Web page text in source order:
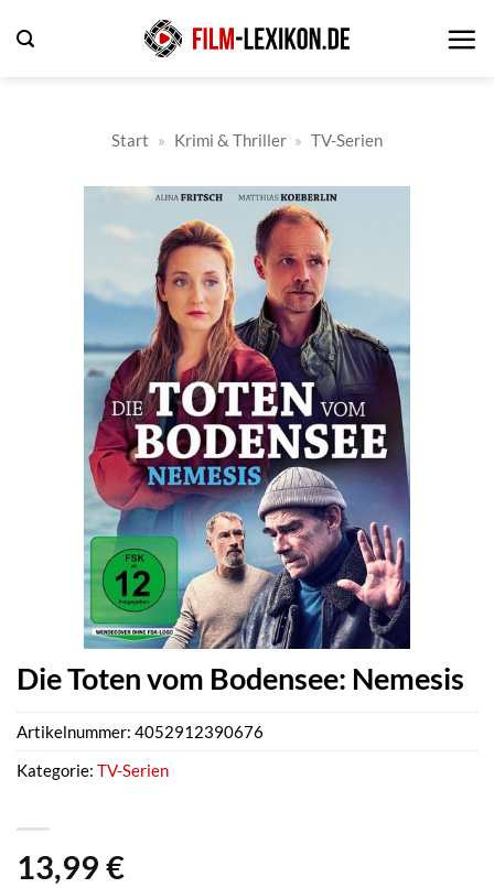
Inhalt
Start » Krimi & Thriller » TV-Serien
Die Toten vom Bodensee: Nemesis
13,99 €
Artikelnummer: 4052912390676
Kategorie: TV-Serien